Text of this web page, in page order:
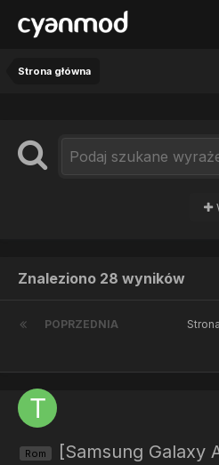
Strona główna
Znaleziono 28 wyników
POPRZEDNIA
Rom
[Samsung Galaxy